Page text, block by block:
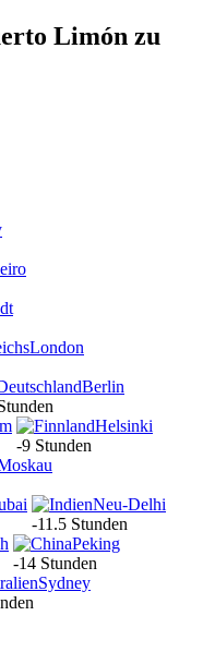
Limón zu
London
Berlin
Helsinki
-9 Stunden
Neu-Delhi
-11.5 Stunden
Peking
-14 Stunden
Sydney